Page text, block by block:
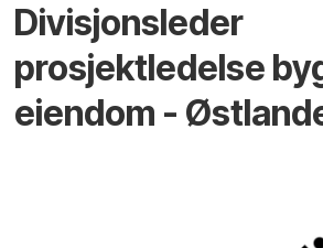
Divisjonsleder
prosjektledelse
eiendom -